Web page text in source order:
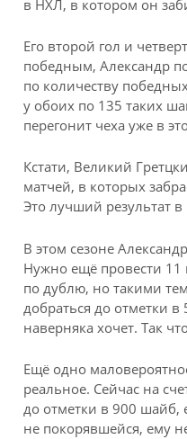
в НХЛ, в котором он
Его второй гол и
победным, Александр
по количеству
у обоих по 135 таких
перегонит чеха уже в
Кстати, Великий
матчей, в которых
Это лучший результат
В этом сезоне
Нужно ещё провести
по дублю, но такими
добраться до отметки в
наверняка хочет. Так
Ещё одно
реальное. Сейчас на
до отметки в 900
не покорявшейся, ему